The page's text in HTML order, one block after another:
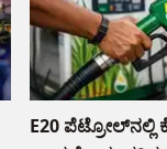
E20 ಪೆಟ್ರೋಲ್‌ನಲ್ಲಿ